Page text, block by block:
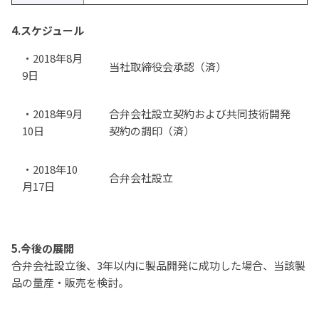
4.スケジュール
・2018年8月
9日
当社取締役会承認（済）
・2018年9月
10日
合弁会社設立契約および共同技術開発
契約の調印（済）
・2018年10
月17日
合弁会社設立
5.今後の展開
合弁会社設立後、3年以内に製品開発に成功した場合、当該製
品の量産・販売を検討。